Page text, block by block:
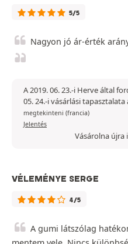
5/5
Nagyon jó ár-érték
A 2019. 06. 23.-i Herve által
05. 24.-i vásárlási
megtekinteni (francia)
Jelentés
Vásárolna újra
VÉLEMÉNYE SERGE
4/5
A gumi látszólag